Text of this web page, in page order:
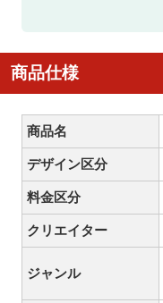
商品仕様
商品名
デザイン区分
料金区分
クリエイター
ジャンル